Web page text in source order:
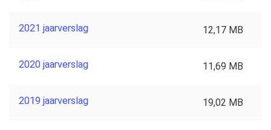
2021 jaarverslag 12,17 MB
2020 jaarverslag 11,69 MB
2019 jaarverslag 19,02 MB